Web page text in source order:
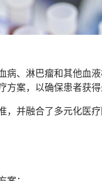
病、淋巴瘤和其他血
案，以确保患者获得
并融合了多元化医疗